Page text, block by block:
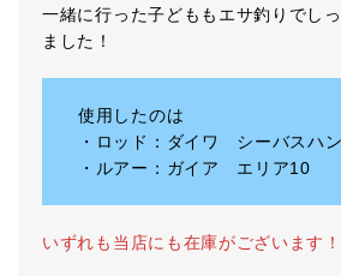
一緒に行った子どももエサ釣りでし
ました！
使用したのは
・ロッド：ダイワ シーバスハ
・ルアー：ガイア エリア10
いずれも当店にも在庫がございます！